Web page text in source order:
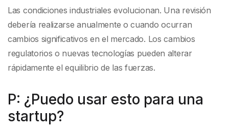
Las condiciones industriales evolucionan. Una revisión
debería realizarse anualmente o cuando ocurran
cambios significativos en el mercado. Los cambios
regulatorios o nuevas tecnologías pueden alterar
rápidamente el equilibrio de las fuerzas.
P: ¿Puedo usar esto para una
startup?